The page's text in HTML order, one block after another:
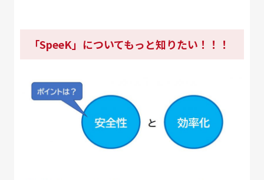
「SpeeK」についてもっと知りたい！！！